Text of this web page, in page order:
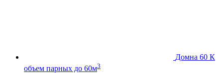
Домна 60 К
объем парных до 60м3